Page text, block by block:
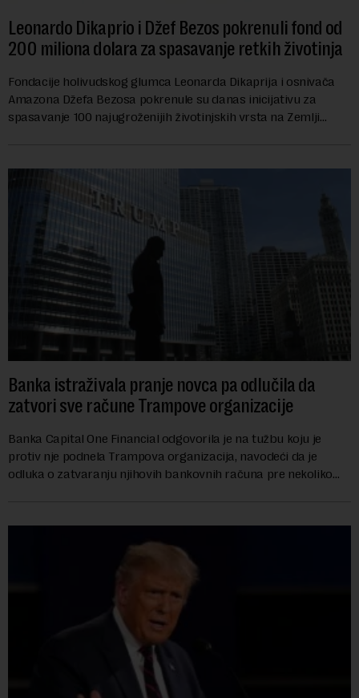
Leonardo Dikaprio i Džef Bezos pokrenuli fond od
200 miliona dolara za spasavanje retkih životinja
Fondacije holivudskog glumca Leonarda Dikaprija i osnivača
Amazona Džefa Bezosa pokrenule su danas inicijativu za
spasavanje 100 najugroženijih životinjskih vrsta na Zemlji
Banka istraživala pranje novca pa odlučila da
zatvori sve račune Trampove organizacije
Banka Capital One Financial odgovorila je na tužbu koju je
protiv nje podnela Trampova organizacija, navodeći da je
odluka o zatvaranju njihovih bankovnih računa pre nekoliko